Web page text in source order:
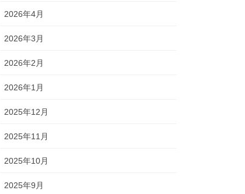
2026年4月
2026年3月
2026年2月
2026年1月
2025年12月
2025年11月
2025年10月
2025年9月